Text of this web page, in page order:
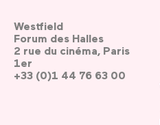
Westfield
Forum des Halles
2 rue du cinéma, Paris
1er
+33 (0)1 44 76 63 00